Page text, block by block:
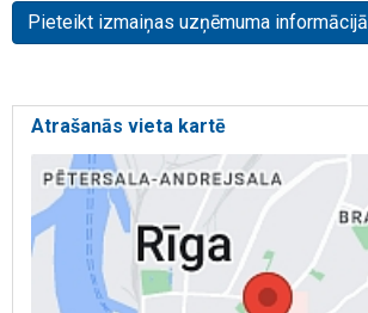
Pieteikt izmaiņas uzņēmuma informācijā
Atrašanās vieta kartē